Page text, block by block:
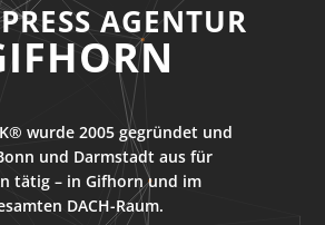
AGENTUR
wurde 2005 gegründet und
und Darmstadt aus für
tätig – in Gifhorn und im
DACH-Raum.